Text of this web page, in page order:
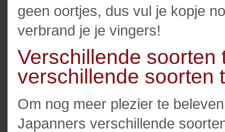
geen oortjes, dus vul je kopje
verbrand je je vingers!
Verschillende soorten
verschillende soorten
Om nog meer plezier te
Japanners verschillende